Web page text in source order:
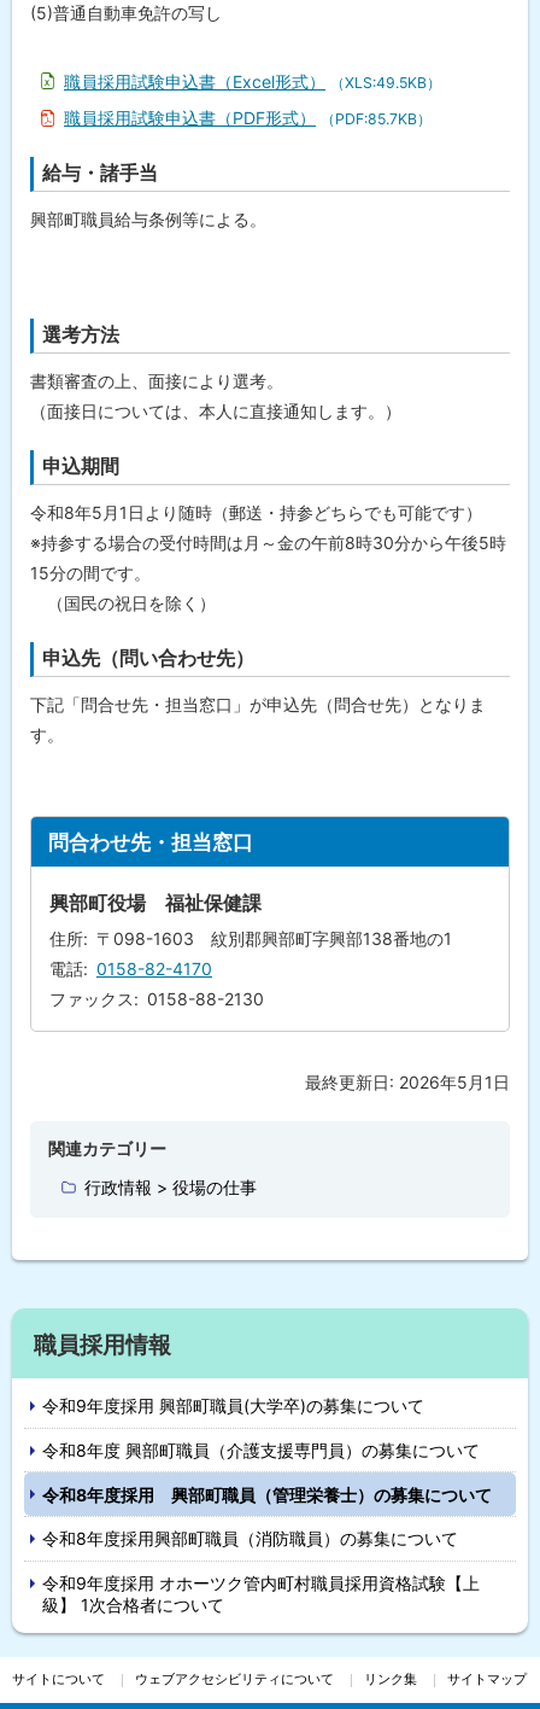
(5)普通自動車免許の写し
職員採用試験申込書（Excel形式） （XLS:49.5KB）
職員採用試験申込書（PDF形式） （PDF:85.7KB）
給与・諸手当
興部町職員給与条例等による。
選考方法
書類審査の上、面接により選考。
（面接日については、本人に直接通知します。）
申込期間
令和8年5月1日より随時（郵送・持参どちらでも可能です）
※持参する場合の受付時間は月～金の午前8時30分から午後5時
15分の間です。
（国民の祝日を除く）
申込先（問い合わせ先）
下記「問合せ先・担当窓口」が申込先（問合せ先）となりま
す。
問合わせ先・担当窓口
興部町役場 福祉保健課
住所
〒098-1603 紋別郡興部町字興部138番地の1
電話
0158-82-4170
ファックス
0158-88-2130
最終更新日: 2026年5月1日
関連カテゴリー
行政情報 > 役場の仕事
サ
イ
ド
・
メ
ニ
ュ
ー
職員採用情報
令和9年度採用 興部町職員(大学卒)の募集について
令和8年度 興部町職員（介護支援専門員）の募集について
令和8年度採用 興部町職員（管理栄養士）の募集について
令和8年度採用興部町職員（消防職員）の募集について
令和9年度採用 オホーツク管内町村職員採用資格試験【上
級】 1次合格者について
サイトについて ウェブアクセシビリティについて リンク集 サイトマップ